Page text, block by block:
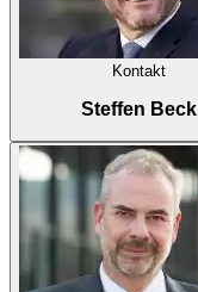
Kontakt
Steffen Beck